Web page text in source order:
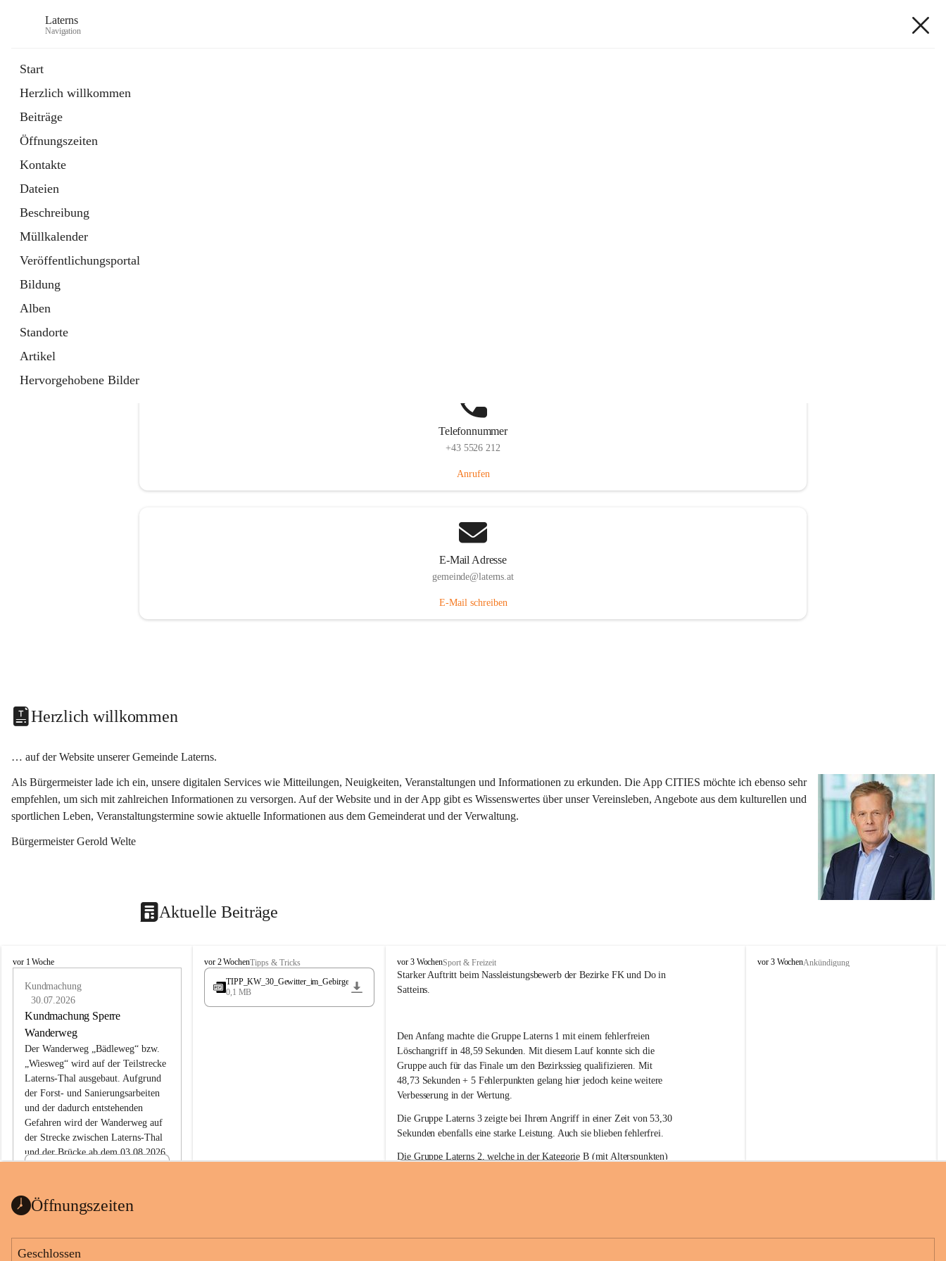
Laterns
Navigation
Start
Herzlich willkommen
Beiträge
Öffnungszeiten
Kontakte
Dateien
Beschreibung
Müllkalender
Veröffentlichungsportal
Bildung
Alben
Standorte
Artikel
Hervorgehobene Bilder
Telefonnummer
+43 5526 212
Anrufen
E-Mail Adresse
gemeinde@laterns.at
E-Mail schreiben
Herzlich willkommen
… auf der Website unserer Gemeinde Laterns.
Als Bürgermeister lade ich ein, unsere digitalen Services wie Mitteilungen, Neuigkeiten, Veranstaltungen und Informationen zu erkunden. Die App CITIES möchte ich ebenso sehr
empfehlen, um sich mit zahlreichen Informationen zu versorgen. Auf der Website und in der App gibt es Wissenswertes über unser Vereinsleben, Angebote aus dem kulturellen und
sportlichen Leben, Veranstaltungstermine sowie aktuelle Informationen aus dem Gemeinderat und der Verwaltung.
Bürgermeister Gerold Welte
Aktuelle Beiträge
L
vor 1 Woche
Kundmachung
30.07.2026
Kundmachung Sperre
Wanderweg
Der Wanderweg „Bädleweg“ bzw.
„Wiesweg“ wird auf der Teilstrecke
Laterns-Thal ausgebaut. Aufgrund
der Forst- und Sanierungsarbeiten
und der dadurch entstehenden
Gefahren wird der Wanderweg auf
der Strecke zwischen Laterns-Thal
und der Brücke ab dem 03.08.2026
ht
1 Seite•0,1 MB
L
a
e
vor 2 WochenTipps & Tricks
TIPP_KW_30_Gewitter_im_Gebirge
0,1 MB
F
r
e
l
l
i
g
e
F
e
u
e
r
w
t
vor 3 WochenSport & Freizeit
Starker Auftritt beim Nassleistungsbewerb der Bezirke FK und Do in
Satteins.
Den Anfang machte die Gruppe Laterns 1 mit einem fehlerfreien
Löschangriff in 48,59 Sekunden. Mit diesem Lauf konnte sich die
Gruppe auch für das Finale um den Bezirkssieg qualifizieren. Mit
48,73 Sekunden + 5 Fehlerpunkten gelang hier jedoch keine weitere
Verbesserung in der Wertung.
Die Gruppe Laterns 3 zeigte bei Ihrem Angriff in einer Zeit von 53,30
Sekunden ebenfalls eine starke Leistung. Auch sie blieben fehlerfrei.
Die Gruppe Laterns 2, welche in der Kategorie B (mit Alterspunkten)
L
vor 3 WochenAnkündigung
Öffnungszeiten
Geschlossen